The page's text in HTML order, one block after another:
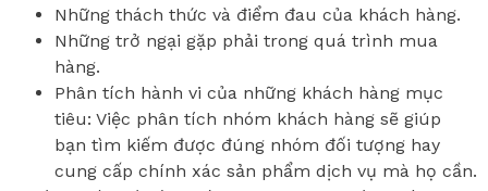
Những thách thức và điểm đau của khách hàng.
Những trở ngại gặp phải trong quá trình mua
hàng.
Phân tích hành vi của những khách hàng mục
tiêu: Việc phân tích nhóm khách hàng sẽ giúp
bạn tìm kiếm được đúng nhóm đối tượng hay
cung cấp chính xác sản phẩm dịch vụ mà họ cần.